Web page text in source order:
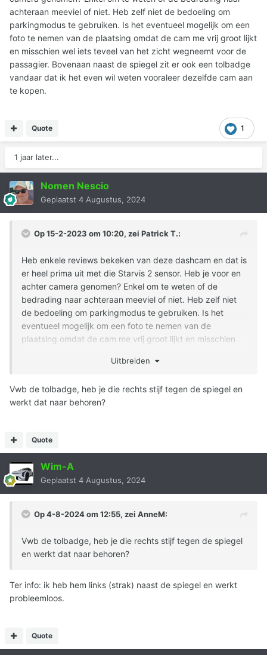
achteraan meeviel of niet. Heb zelf niet de bedoeling om
parkingmodus te gebruiken. Is het eventueel mogelijk om een
foto te nemen van de plaatsing omdat de cam me vrij groot lijkt
en misschien wel iets teveel van het zicht wegneemt voor de
passagier. Bovenaan naast de spiegel zit er ook een tolbadge
vandaar dat ik het even wil weten vooraleer dezelfde cam aan
te kopen.
1
Quote
1 jaar later...
Nomen Nescio
Geplaatst 4 Augustus, 2024
Op 15-2-2023 om 10:20, zei Patrick T.:
Heb enkele reviews bekeken van deze dashcam en dat is
er heel prima uit met die Starvis 2 sensor. Heb je voor en
achter camera genomen? Enkel om te weten of de
bedrading naar achteraan meeviel of niet. Heb zelf niet
de bedoeling om parkingmodus te gebruiken. Is het
eventueel mogelijk om een foto te nemen van de
plaatsing omdat de cam me vrij groot lijkt en misschien
Bovenaan naast de spiegel zit er ook een tolbadge
aan te kopen.
Uitbreiden
Vwb de tolbadge, heb je die rechts stijf tegen de spiegel en
werkt dat naar behoren?
Quote
Wim-A
Geplaatst 4 Augustus, 2024
Op 4-8-2024 om 12:55, zei AnneM:
Vwb de tolbadge, heb je die rechts stijf tegen de spiegel
en werkt dat naar behoren?
Ter info: ik heb hem links (strak) naast de spiegel en werkt
probleemloos.
Quote